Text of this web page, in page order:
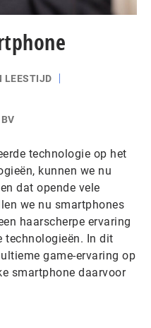
LEESTIJD
technologie op het
kunnen we nu
dat opende vele
we nu smartphones
haarscherpe ervaring
technologieën. In dit
game-ervaring op
smartphone daarvoor